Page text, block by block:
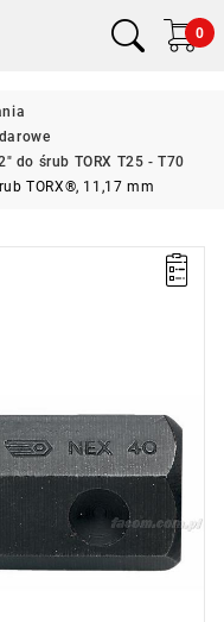
0
do śrub TORX T25 - T70
TORX®, 11,17 mm